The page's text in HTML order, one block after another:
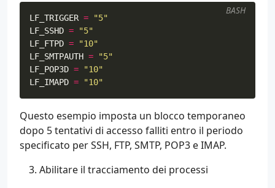
LF_TRIGGER =
"5"
LF_SSHD =
"5"
LF_FTPD =
"10"
LF_SMTPAUTH =
"5"
LF_POP3D =
"10"
LF_IMAPD = "10"
BASH
Questo esempio imposta un blocco temporaneo
dopo 5 tentativi di accesso falliti entro il periodo
specificato per SSH, FTP, SMTP, POP3 e IMAP.
Abilitare il tracciamento dei processi